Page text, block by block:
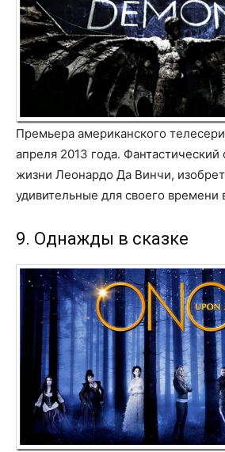
Премьера американского
апреля 2013 года.
жизни Леонардо Да Винчи,
удивительные для своего времени
9. Однажды в сказке